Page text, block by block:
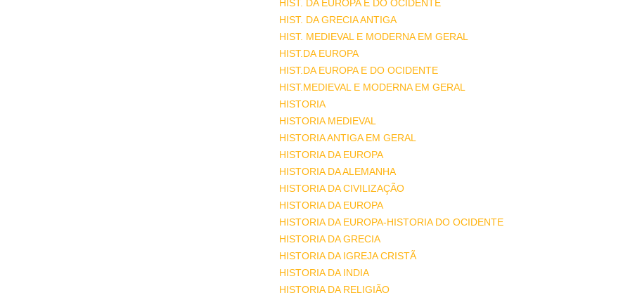
HIST. DA EUROPA E DO OCIDENTE
HIST. DA GRECIA ANTIGA
HIST. MEDIEVAL E MODERNA EM GERAL
HIST.DA EUROPA
HIST.DA EUROPA E DO OCIDENTE
HIST.MEDIEVAL E MODERNA EM GERAL
HISTORIA
HISTORIA MEDIEVAL
HISTORIA ANTIGA EM GERAL
HISTORIA DA EUROPA
HISTORIA DA ALEMANHA
HISTORIA DA CIVILIZAÇÃO
HISTORIA DA EUROPA
HISTORIA DA EUROPA-HISTORIA DO OCIDENTE
HISTORIA DA GRECIA
HISTORIA DA IGREJA CRISTÃ
HISTORIA DA INDIA
HISTORIA DA RELIGIÃO